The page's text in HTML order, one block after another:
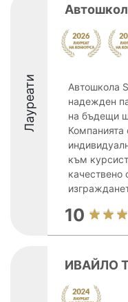
Лауреати
Автошкола
надежден
на бъдещи
Компанията
към
качествено
10
ИВАЙЛО